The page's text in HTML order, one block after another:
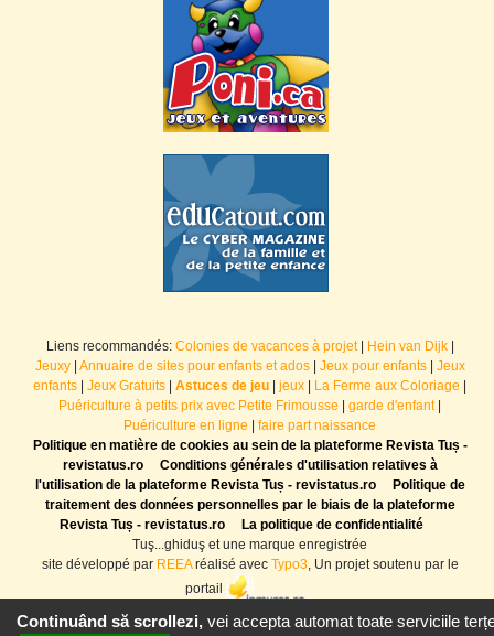
Liens recommandés: Colonies de vacances à projet| Hein van Dijk|
Jeuxy| Annuaire de sites pour enfants et ados| Jeux pour enfants| Jeux
enfants
Jeux Gratuits Astuces de jeu jeux La Ferme aux Coloriage
Puériculture à petits prix avec Petite Frimousse
garde d'enfant|
Puériculture en ligne
faire part naissance
Politique en matière de cookies au sein de la plateforme Revista Tuș -
revistatus.ro
Conditions générales d'utilisation relatives à
l'utilisation de la plateforme Revista Tuș - revistatus.ro
Politique de
traitement des données personnelles par le biais de la plateforme
Revista Tuș - revistatus.ro
La politique de confidentialité
Tuş...ghiduş et une marque enregistrée
site développé par REEAréalisé avec Typo3, Un projet soutenu par le
portail
Continuând să scrollezi,vei accepta automat toate serviciile